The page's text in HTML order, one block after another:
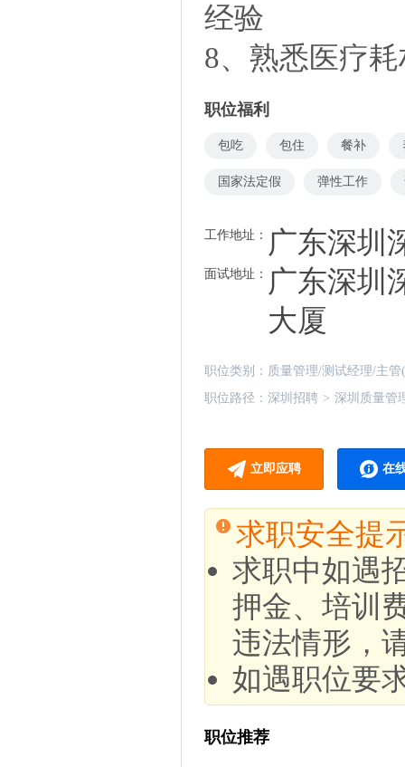
经验
8、熟悉医疗
职位福利
包吃 包住 餐补
国家法定假 弹性工作
工作地址： 广东深圳
面试地址：
广东深圳
大厦
职位类别： 质量管理/测试经理/主管
职位路径： 深圳招聘 > 深圳质量管
立即应聘 在
求职安全提
求职中如遇
押金、培训
违法情形，
如遇职位要
职位推荐